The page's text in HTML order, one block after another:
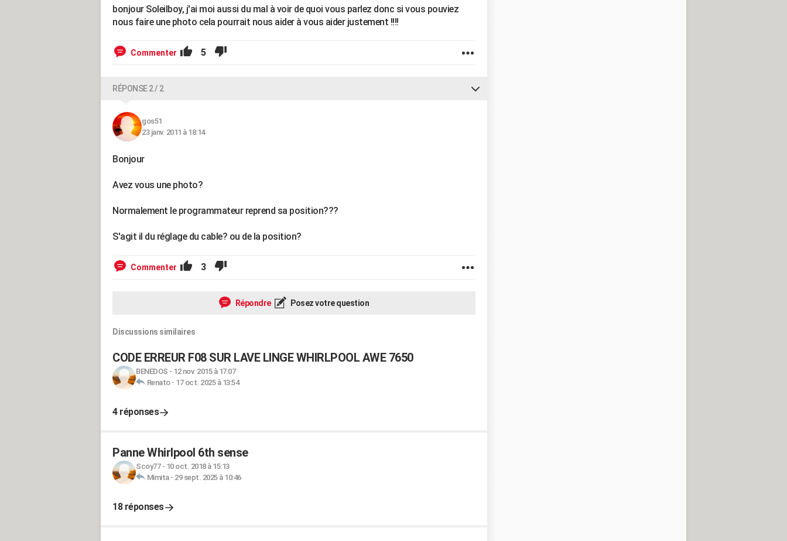
bonjour Soleilboy, j'ai moi aussi du mal à voir de quoi vous parlez donc si vous pouviez
nous faire une photo cela pourrait nous aider à vous aider justement !!!!
Commenter 5
RÉPONSE 2 / 2
gos51
23 janv. 2011 à 18:14
Bonjour
Avez vous une photo?
Normalement le programmateur reprend sa position???
S'agit il du réglage du cable? ou de la position?
Commenter 3
Répondre Posez votre question
Discussions similaires
CODE ERREUR F08 SUR LAVE LINGE WHIRLPOOL AWE 7650
BENEDOS - 12 nov. 2015 à 17:07
Renato- 17 oct. 2025 à 13:54
4 réponses
Panne Whirlpool 6th sense
Scoy77- 10 oct. 2018 à 15:13
Mimita- 29 sept. 2025 à 10:46
18 réponses